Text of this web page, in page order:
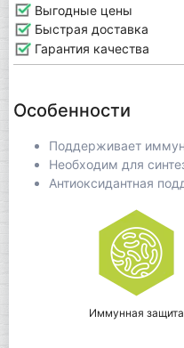
Выгодные цены
Быстрая доставка
Гарантия качества
Особенности
Поддерживает
Необходим для
Антиоксидантная
Иммунная защита